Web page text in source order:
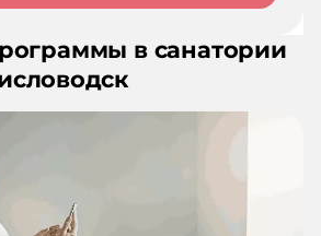
в санатории